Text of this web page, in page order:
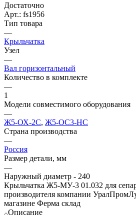
Достаточно
Арт.: fs1956
Тип товара
—
Крыльчатка
Узел
—
Вал горизонтальный
Количество в комплекте
—
1
Модели совместимого оборудования
—
Ж5-ОХ-2С, Ж5-ОС3-НС
Страна производства
—
Россия
Размер детали, мм
—
Наружный диаметр - 240
Крыльчатка Ж5-МУ-3 01.032 для
производителя компании
магазине Ферма склад
Описание